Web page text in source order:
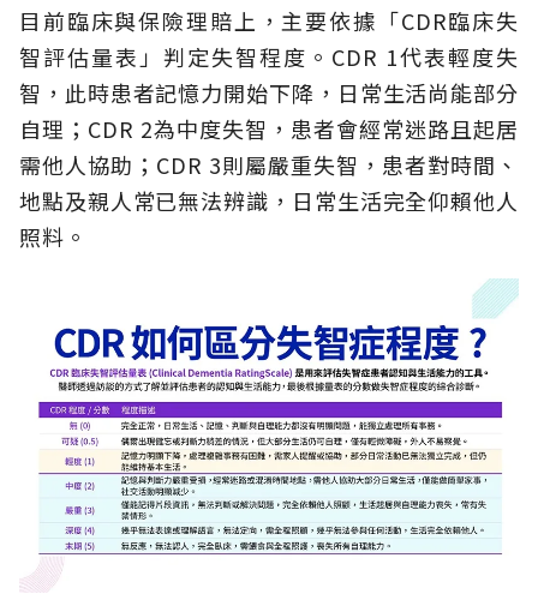
目前臨床與保險理賠上，主要依據「CDR臨床失
智評估量表」判定失智程度。CDR 1代表輕度失
智，此時患者記憶力開始下降，日常生活尚能部分
自理；CDR 2為中度失智，患者會經常迷路且起居
需他人協助；CDR 3則屬嚴重失智，患者對時間、
地點及親人常已無法辨識，日常生活完全仰賴他人
照料。